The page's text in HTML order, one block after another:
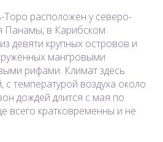
Торо расположен у северо-
Панамы, в Карибском
девяти крупных островов и
мангровыми
рифами. Климат здесь
с температурой воздуха около
дождей длится с мая по
всего кратковременны и не